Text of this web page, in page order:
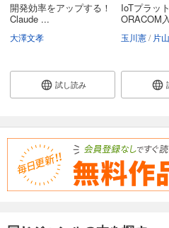
開発効率をアップする！
Claude ...
大澤文孝
試し読み
IoTプラッ
ORACOM
玉川憲 片